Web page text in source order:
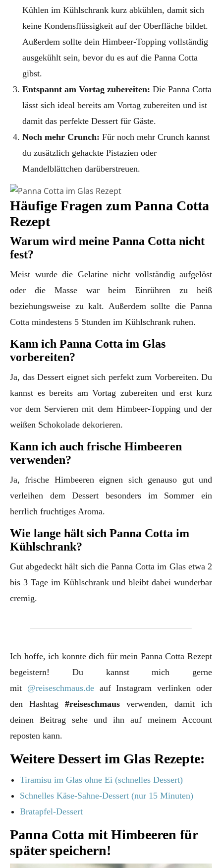
Kühlen im Kühlschrank kurz abkühlen, damit sich
keine Kondensflüssigkeit auf der Oberfläche bildet.
Außerdem sollte dein Himbeer-Topping vollständig
ausgekühlt sein, bevor du es auf die Panna Cotta
gibst.
Entspannt am Vortag zubereiten: Die Panna Cotta
lässt sich ideal bereits am Vortag zubereiten und ist
damit das perfekte Dessert für Gäste.
Noch mehr Crunch: Für noch mehr Crunch kannst
du zusätzlich gehackte Pistazien oder
Mandelblättchen darüberstreuen.
Häufige Fragen zum Panna Cotta
Rezept
Warum wird meine Panna Cotta nicht
fest?
Meist wurde die Gelatine nicht vollständig aufgelöst
oder die Masse war beim Einrühren zu heiß
beziehungsweise zu kalt. Außerdem sollte die Panna
Cotta mindestens 5 Stunden im Kühlschrank ruhen.
Kann ich Panna Cotta im Glas
vorbereiten?
Ja, das Dessert eignet sich perfekt zum Vorbereiten. Du
kannst es bereits am Vortag zubereiten und erst kurz
vor dem Servieren mit dem Himbeer-Topping und der
weißen Schokolade dekorieren.
Kann ich auch frische Himbeeren
verwenden?
Ja, frische Himbeeren eignen sich genauso gut und
verleihen dem Dessert besonders im Sommer ein
herrlich fruchtiges Aroma.
Wie lange hält sich Panna Cotta im
Kühlschrank?
Gut abgedeckt hält sich die Panna Cotta im Glas etwa 2
bis 3 Tage im Kühlschrank und bleibt dabei wunderbar
cremig.
Ich hoffe, ich konnte dich für mein Panna Cotta Rezept
begeistern! Du kannst mich gerne
mit @reiseschmaus.deauf Instagram verlinken oder
den Hashtag #reiseschmaus verwenden, damit ich
deinen Beitrag sehe und ihn auf meinem Account
reposten kann.
Weitere Dessert im Glas Rezepte:
Tiramisu im Glas ohne Ei (schnelles Dessert)
Schnelles Käse-Sahne-Dessert (nur 15 Minuten)
Bratapfel-Dessert
Panna Cotta mit Himbeeren für
später speichern!